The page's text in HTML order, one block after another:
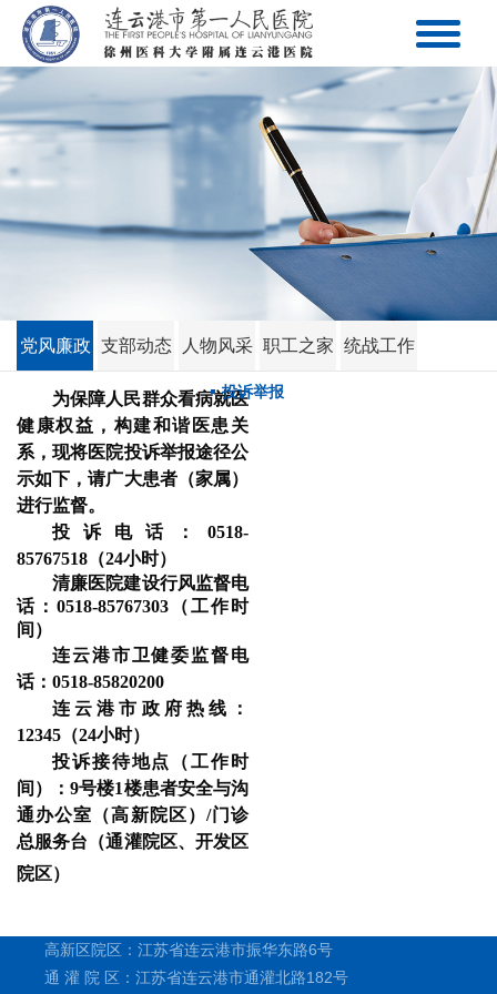
党风廉政
投诉举报
支部动态 人物风采 职工之家 统战工作
为保障人民群众看病就医
健康权益，构建和谐医患关
系，现将医院投诉举报途径公
示如下，请广大患者（家属）
进行监督。
投诉电话： 0518-
85767518 （24小时）
清廉医院建设行风监督电
话： 0518-85767303 （工作时
间）
连云港市卫健委监督电
话： 0518-85820200
连云港市政府热线：
12345 （24小时）
投诉接待地点（工作时
间）：9号楼1楼患者安全与沟
通办公室（高新院区）/门诊
总服务台（通灌院区、开发区
院区）
高新区院区：江苏省连云港市振华东路6号
通 灌 院 区：江苏省连云港市通灌北路182号